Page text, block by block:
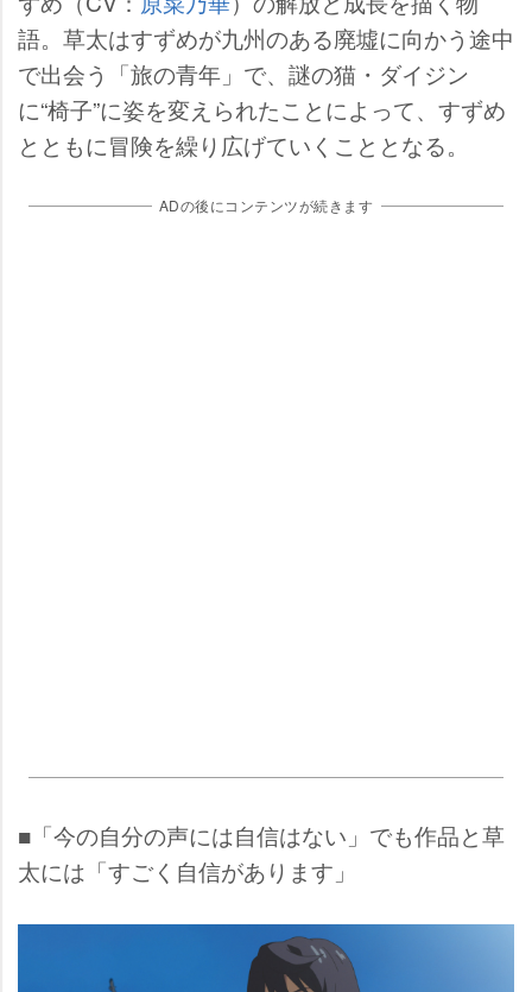
語。草太はすずめが九州のある廃墟に向かう途中
で出会う「旅の青年」で、謎の猫・ダイジン
に“椅子”に姿を変えられたことによって、すずめ
とともに冒険を繰り広げていくこととなる。
ADの後にコンテンツが続きます
■「今の自分の声には自信はない」でも作品と草
太には「すごく自信があります」